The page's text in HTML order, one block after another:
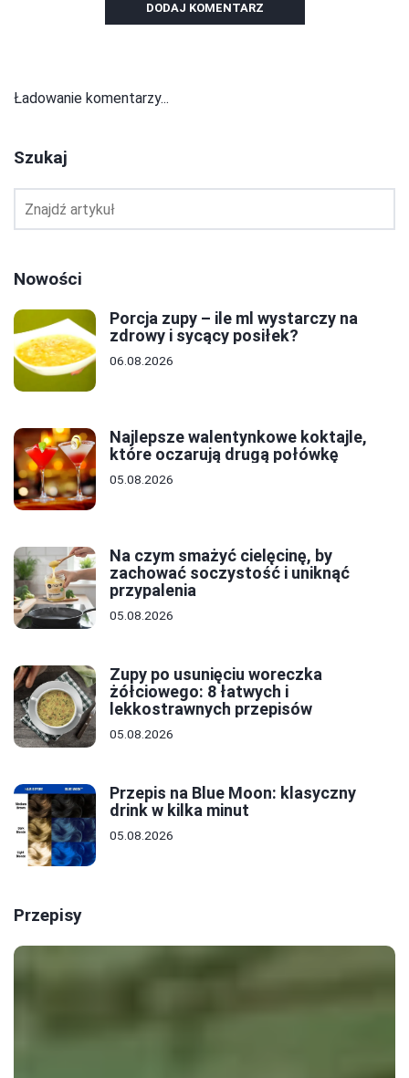
DODAJ KOMENTARZ
Ładowanie komentarzy...
Szukaj
Nowości
Porcja zupy – ile ml wystarczy na
zdrowy i sycący posiłek?
06.08.2026
Najlepsze walentynkowe koktajle,
które oczarują drugą połówkę
05.08.2026
Na czym smażyć cielęcinę, by
zachować soczystość i uniknąć
przypalenia
05.08.2026
Zupy po usunięciu woreczka
żółciowego: 8 łatwych i
lekkostrawnych przepisów
05.08.2026
Przepis na Blue Moon: klasyczny
drink w kilka minut
05.08.2026
Przepisy